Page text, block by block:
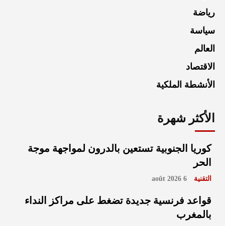
رياضة
سياسة
العالم
الاقتصاد
الأنشطة الملكية
الأكثر شهرة
كوريا الجنوبية تستعين بالدرون لمواجهة موجة
الحر
التقنية 6 août 2026
قواعد فرنسية جديدة تضغط على مراكز النداء
بالمغرب